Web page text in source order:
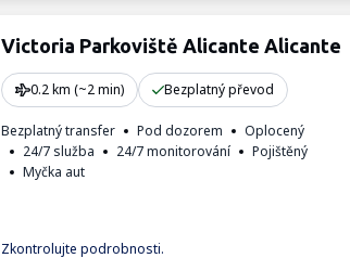
Victoria Parkoviště Alicante Alicante
0.2 km (~2 min) Bezplatný převod
Bezplatný transfer Pod dozorem
Oplocený
24/7 služba
24/7 monitorování
Pojištěný
Myčka aut
Zkontrolujte podrobnosti.